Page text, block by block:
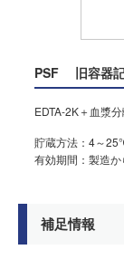
PSF 旧容器
EDTA-2K＋血漿
貯蔵方法：4～
有効期間：製造
補足情報